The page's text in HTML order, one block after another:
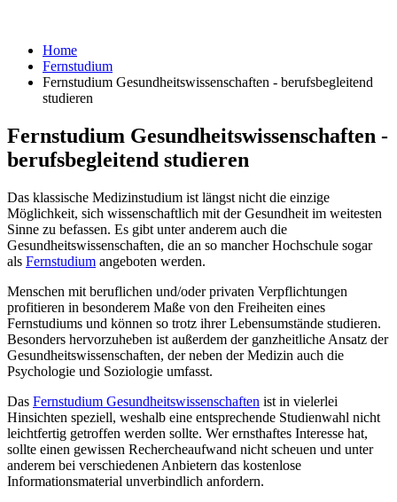
Home
Fernstudium
Fernstudium Gesundheitswissenschaften - berufsbegleitend
studieren
Fernstudium Gesundheitswissenschaften -
berufsbegleitend studieren
Das klassische Medizinstudium ist längst nicht die einzige
Möglichkeit, sich wissenschaftlich mit der Gesundheit im weitesten
Sinne zu befassen. Es gibt unter anderem auch die
Gesundheitswissenschaften, die an so mancher Hochschule sogar
als Fernstudium angeboten werden.
Menschen mit beruflichen und/oder privaten Verpflichtungen
profitieren in besonderem Maße von den Freiheiten eines
Fernstudiums und können so trotz ihrer Lebensumstände studieren.
Besonders hervorzuheben ist außerdem der ganzheitliche Ansatz der
Gesundheitswissenschaften, der neben der Medizin auch die
Psychologie und Soziologie umfasst.
Das Fernstudium Gesundheitswissenschaften ist in vielerlei
Hinsichten speziell, weshalb eine entsprechende Studienwahl nicht
leichtfertig getroffen werden sollte. Wer ernsthaftes Interesse hat,
sollte einen gewissen Rechercheaufwand nicht scheuen und unter
anderem bei verschiedenen Anbietern das kostenlose
Informationsmaterial unverbindlich anfordern.